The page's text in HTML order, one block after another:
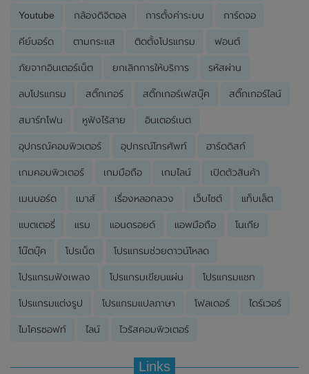
Youtube กล้องดิจิตอล การตั้งค่าระบบ การ์ดจอ
คีย์บอร์ด ตามกระแส ติดตั้งโปรแกรม ฟอนต์
ภัยจากอินเตอร์เน็ต ยกเลิกการให้บริการ รหัสผ่าน
ลบโปรแกรม สติ๊กเกอร์ สติ๊กเกอร์เฟสบุ๊ค สติ๊กเกอร์ไลน์
สมาร์ทโฟน หูฟังไร้สาย อินเตอร์เนต
อุปกรณ์คอมพิวเตอร์ อุปกรณ์โทรศัพท์ ฮาร์ดดิสก์
เกมคอมพิวเตอร์ เกมมือถือ เกมไลน์ เปิดตัวสินค้า
เมนบอร์ด เมาส์ เรื่องหลอกลวง เว็บไซต์ แท็บเล็ต
แบตเตอรี่ แรม แอนดรอยด์ แอพมือถือ โนเกีย
โน๊ตบุ๊ค โปรเน็ต โปรแกรมช่วยดาวน์โหลด
โปรแกรมฟังเพลง โปรแกรมเขียนแผ่น โปรแกรมแชท
โปรแกรมแต่งรูป โปรแกรมแปลภาษา โฟลเดอร์ ไดร์เวอร์
ไมโครซอฟท์ ไลน์ ไวรัสคอมพิวเตอร์
Links